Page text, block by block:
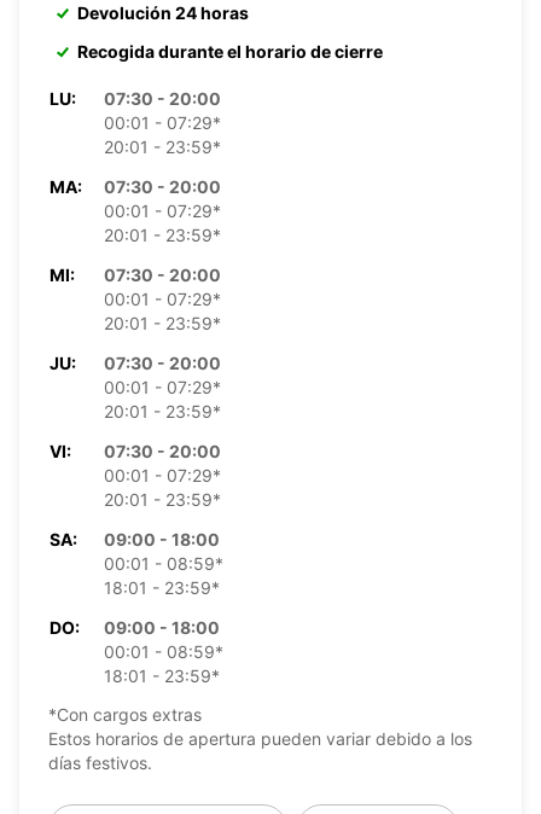
Devolución 24 horas
Recogida durante el horario de cierre
LU:
07:30 - 20:00
00:01 - 07:29*
20:01 - 23:59*
MA:
07:30 - 20:00
00:01 - 07:29*
20:01 - 23:59*
MI:
07:30 - 20:00
00:01 - 07:29*
20:01 - 23:59*
JU:
07:30 - 20:00
00:01 - 07:29*
20:01 - 23:59*
VI:
07:30 - 20:00
00:01 - 07:29*
20:01 - 23:59*
SA:
09:00 - 18:00
00:01 - 08:59*
18:01 - 23:59*
DO:
09:00 - 18:00
00:01 - 08:59*
18:01 - 23:59*
*Con cargos extras
Estos horarios de apertura pueden variar debido a los
días festivos.